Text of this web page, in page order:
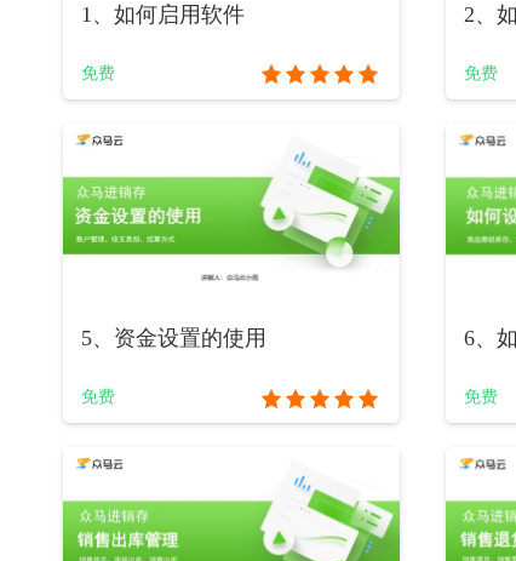
1、如何启用软件
免费
2、
免费
5、资金设置的使用
免费
6、
免费